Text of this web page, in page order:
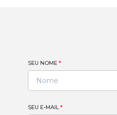
SEU NOME *
SEU E-MAIL *